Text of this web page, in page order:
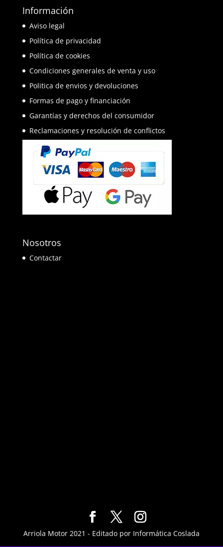
Información
Aviso legal
Política de privacidad
Política de cookies
Condiciones generales de venta y uso
Politica de envios y devoluciones
Formas de pago y financiación
Garantías y derechos del consumidor
Reclamaciones y resolución de conflictos
Nosotros
Contactar
Arriola Motor 2021 - Editado por Informática Coslada